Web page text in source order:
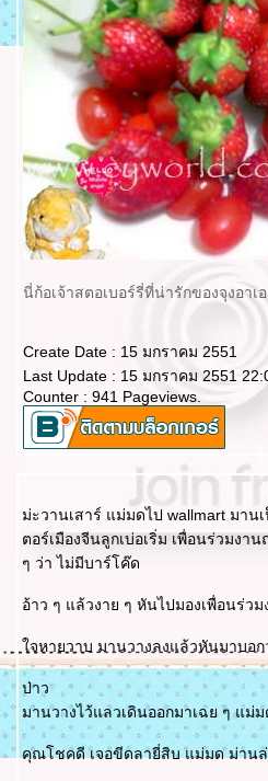
นี่ก้อเจ้าสตอเบอร์รี่ที่น่ารักของจุงอา
Create Date : 15 มกราคม 2551
Last Update : 15 มกราคม 2551
Counter : 941 Pageviews.
ม่ะวานเสาร์ แม่มดไป wallmart มา
ตอร์เมืองจีนลูกเบ่อเริ่ม เพื่อนร่วมง
ๆ ว่า ไม่มีบาร์โค๊ด
อ้าว ๆ แล้วงาย ๆ หันไปมองเพื่อนร่ว
จหายวาบ มานวางลงแล้วหันมาบอก
ป่าว
มานวางไว้แลวเดินออกมาเฉย ๆ แม่
คุณโชคดี เจอขีดลายี่สิบ แม่มด ม่าน